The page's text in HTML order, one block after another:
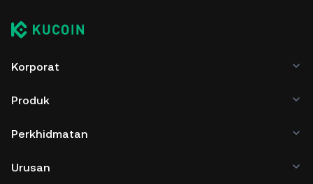
Korporat
Produk
Perkhidmatan
Urusan